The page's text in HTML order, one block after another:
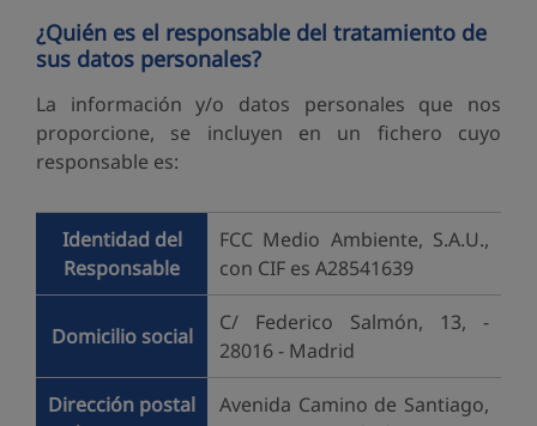
¿Quién es el responsable del tratamiento de
sus datos personales?
La información y/o datos personales que nos
proporcione, se incluyen en un fichero cuyo
responsable es:
Identidad del
Responsable
FCC Medio Ambiente, S.A.U.,
con CIF es A28541639
Domicilio social
C/ Federico Salmón, 13, -
28016 - Madrid
Dirección postal
Avenida Camino de Santiago,